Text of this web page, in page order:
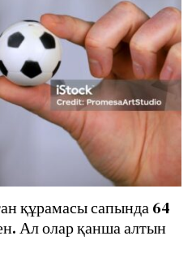
құрамасы сапында 64
Ал олар қанша алтын